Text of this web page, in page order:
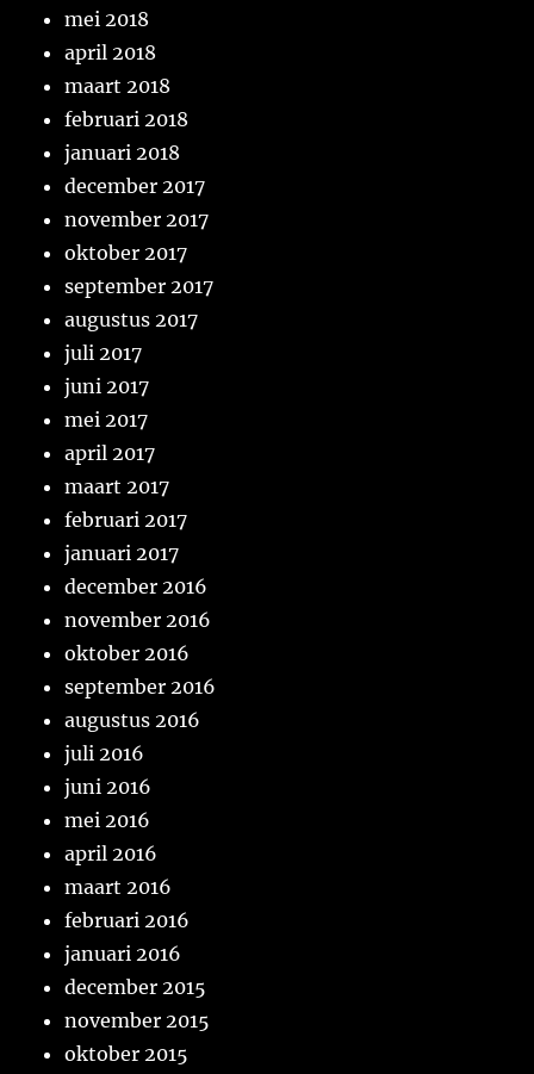
mei 2018
april 2018
maart 2018
februari 2018
januari 2018
december 2017
november 2017
oktober 2017
september 2017
augustus 2017
juli 2017
juni 2017
mei 2017
april 2017
maart 2017
februari 2017
januari 2017
december 2016
november 2016
oktober 2016
september 2016
augustus 2016
juli 2016
juni 2016
mei 2016
april 2016
maart 2016
februari 2016
januari 2016
december 2015
november 2015
oktober 2015